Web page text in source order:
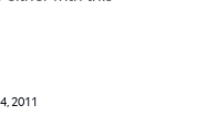
2011